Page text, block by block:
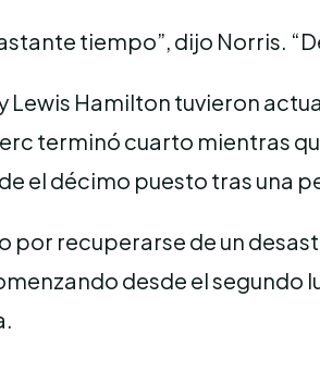
tiempo”, dijo Norris.
Lewis Hamilton tuvieron
terminó cuarto mientras
el décimo puesto tras una
recuperarse de un
desde el segundo